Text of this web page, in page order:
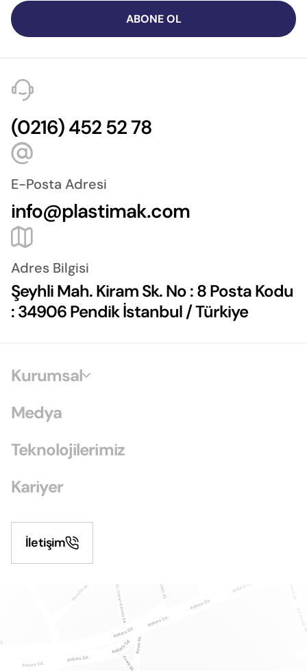
ABONE OL
(0216) 452 52 78
E-Posta Adresi
info@plastimak.com
Adres Bilgisi
Şeyhli Mah. Kiram Sk. No : 8 Posta Kodu
: 34906 Pendik İstanbul / Türkiye
Kurumsal
Medya
Teknolojilerimiz
Kariyer
İletişim